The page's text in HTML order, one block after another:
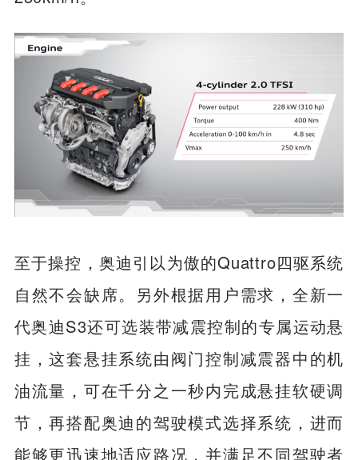
至于操控，奥迪引以为傲的Quattro四驱系统
自然不会缺席。另外根据用户需求，全新一
代奥迪S3还可选装带减震控制的专属运动悬
挂，这套悬挂系统由阀门控制减震器中的机
油流量，可在千分之一秒内完成悬挂软硬调
节，再搭配奥迪的驾驶模式选择系统，进而
能够更迅速地适应路况，并满足不同驾驶者